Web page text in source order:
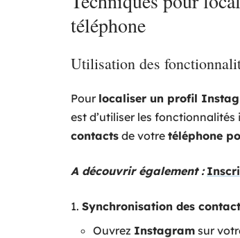
téléphone
Utilisation des
Pour localiser un profil
est d’utiliser les
contacts de votre téléphone
A découvrir également :
Synchronisation des
Ouvrez Instagram sur